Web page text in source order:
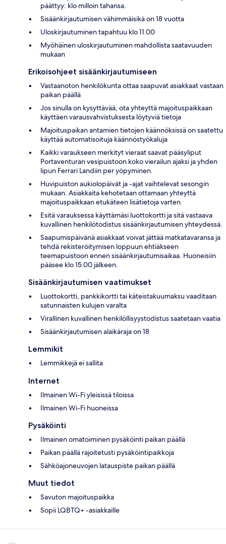
päättyy: klo milloin tahansa.
Sisäänkirjautumisen vähimmäisikä on 18 vuotta
Uloskirjautuminen tapahtuu klo 11.00
Myöhäinen uloskirjautuminen mahdollista saatavuuden
mukaan
Erikoisohjeet sisäänkirjautumiseen
Vastaanoton henkilökunta ottaa saapuvat asiakkaat vastaan
paikan päällä
Jos sinulla on kysyttävää, ota yhteyttä majoituspaikkaan
käyttäen varausvahvistuksesta löytyviä tietoja
Majoituspaikan antamien tietojen käännöksissä on saatettu
käyttää automatisoituja käännöstyökaluja
Kaikki varaukseen merkityt vieraat saavat pääsyliput
Portaventuran vesipuistoon koko vierailun ajaksi ja yhden
lipun Ferrari Landiin per yöpyminen.
Huvipuiston aukiolopäivät ja -ajat vaihtelevat sesongin
mukaan. Asiakkaita kehotetaan ottamaan yhteyttä
majoituspaikkaan etukäteen lisätietoja varten.
Esitä varauksessa käyttämäsi luottokortti ja sitä vastaava
kuvallinen henkilötodistus sisäänkirjautumisen yhteydessä.
Saapumispäivänä asiakkaat voivat jättää matkatavaransa ja
tehdä rekisteröitymisen loppuun ehtiäkseen
teemapuistoon ennen sisäänkirjautumisaikaa. Huoneisiin
pääsee klo 15.00 jälkeen.
Sisäänkirjautumisen vaatimukset
Luottokortti, pankkikortti tai käteistakuumaksu vaaditaan
satunnaisten kulujen varalta
Virallinen kuvallinen henkilöllisyystodistus saatetaan vaatia
Sisäänkirjautumisen alaikäraja on 18
Lemmikit
Lemmikkejä ei sallita
Internet
Ilmainen Wi-Fi yleisissä tiloissa
Ilmainen Wi-Fi huoneissa
Pysäköinti
Ilmainen omatoiminen pysäköinti paikan päällä
Paikan päällä rajoitetusti pysäköintipaikkoja
Sähköajoneuvojen latauspiste paikan päällä
Muut tiedot
Savuton majoituspaikka
Sopii LQBTQ+ -asiakkaille